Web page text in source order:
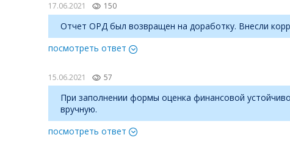
17.06.2021 150
Отчет ОРД был возвращен на доработку. Внесли
посмотреть ответ
15.06.2021 57
При заполнении формы оценка финансовой
вручную.
посмотреть ответ